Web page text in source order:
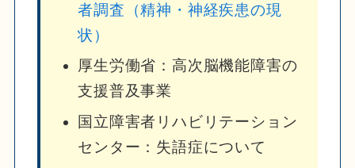
者調査（精神・神経疾患の現
状）
厚生労働省：高次脳機能障害の
支援普及事業
国立障害者リハビリテーション
センター：失語症について